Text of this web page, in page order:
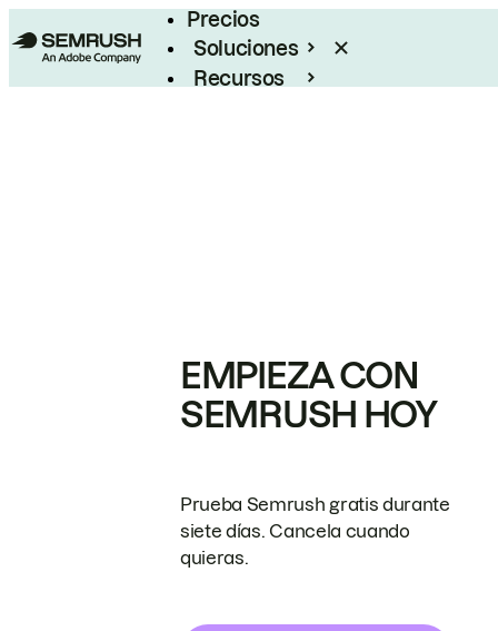
Precios
Soluciones
Recursos
EMPIEZA CON
SEMRUSH HOY
Prueba Semrush gratis durante
siete días. Cancela cuando
quieras.